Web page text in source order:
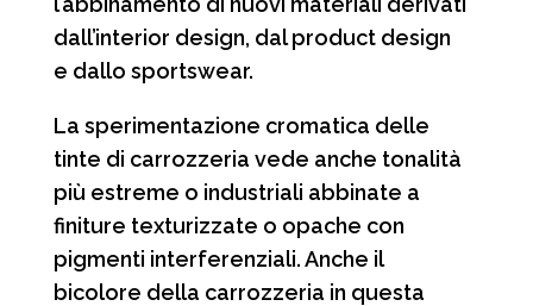
​​dall’interior design, dal product design
e dallo sportswear.
La sperimentazione cromatica delle
tinte di carrozzeria vede anche tonalità
più estreme o industriali abbinate a
finiture texturizzate o opache con
pigmenti interferenziali. Anche il
bicolore della carrozzeria in questa